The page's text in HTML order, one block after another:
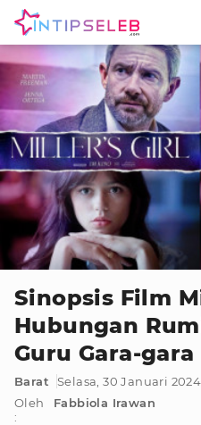
Sinopsis Film
Hubungan
Guru Gara-gara
Barat
Selasa, 30 Januari
Oleh
:
Fabbiola Irawan